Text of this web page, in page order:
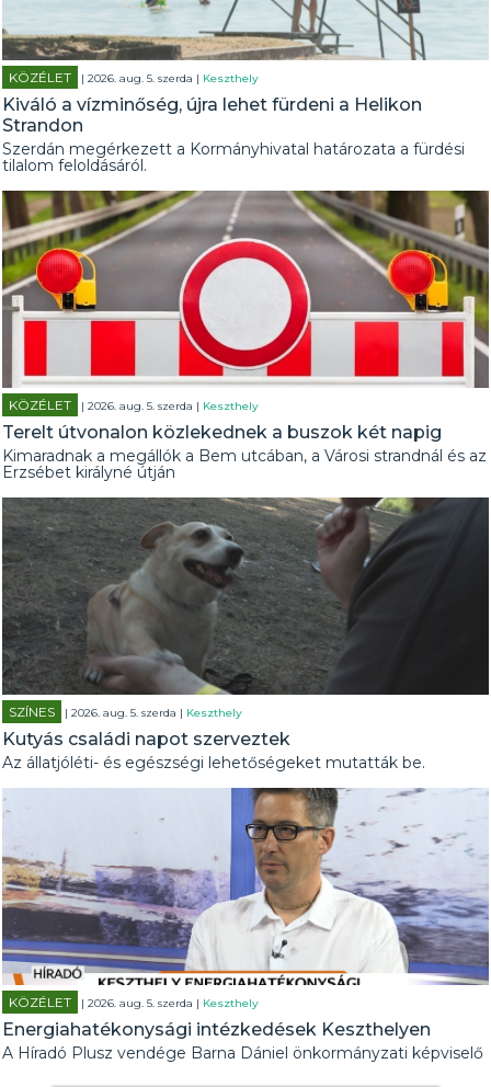
KÖZÉLET | 2026. aug. 5. szerda | Keszthely
Kiváló a vízminőség, újra lehet fürdeni a Helikon
Strandon
Szerdán megérkezett a Kormányhivatal határozata a fürdési
tilalom feloldásáról.
KÖZÉLET | 2026. aug. 5. szerda | Keszthely
Terelt útvonalon közlekednek a buszok két napig
Kimaradnak a megállók a Bem utcában, a Városi strandnál és az
Erzsébet királyné útján
SZÍNES | 2026. aug. 5. szerda | Keszthely
Kutyás családi napot szerveztek
Az állatjóléti- és egészségi lehetőségeket mutatták be.
KÖZÉLET | 2026. aug. 5. szerda | Keszthely
Energiahatékonysági intézkedések Keszthelyen
A Híradó Plusz vendége Barna Dániel önkormányzati képviselő